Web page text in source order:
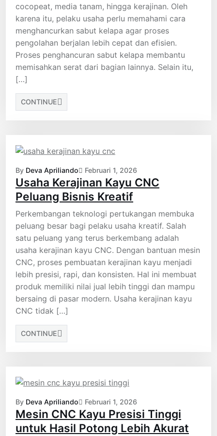
cocopeat, media tanam, hingga kerajinan. Oleh
karena itu, pelaku usaha perlu memahami cara
menghancurkan sabut kelapa agar proses
pengolahan berjalan lebih cepat dan efisien.
Proses penghancuran sabut kelapa membantu
memisahkan serat dari bagian lainnya. Selain itu,
[…]
CONTINUE
By Deva Apriliando Februari 1, 2026
Usaha Kerajinan Kayu CNC
Peluang Bisnis Kreatif
Perkembangan teknologi pertukangan membuka
peluang besar bagi pelaku usaha kreatif. Salah
satu peluang yang terus berkembang adalah
usaha kerajinan kayu CNC. Dengan bantuan mesin
CNC, proses pembuatan kerajinan kayu menjadi
lebih presisi, rapi, dan konsisten. Hal ini membuat
produk memiliki nilai jual lebih tinggi dan mampu
bersaing di pasar modern. Usaha kerajinan kayu
CNC tidak […]
CONTINUE
By Deva Apriliando Februari 1, 2026
Mesin CNC Kayu Presisi Tinggi
untuk Hasil Potong Lebih Akurat